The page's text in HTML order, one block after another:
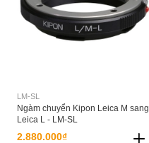
LM-SL
Ngàm chuyển Kipon Leica M sang
Leica L - LM-SL
2.880.000₫